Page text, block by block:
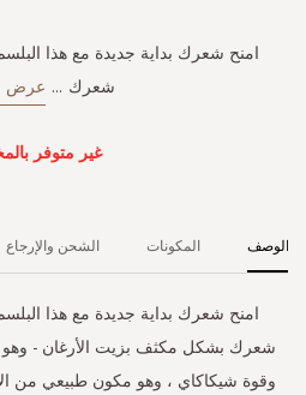
galleryامنح شعرك بداية جديدة مع هذا
شعرك ... عرض
غير متوفر
الوصف
امنح شعرك بداية جديدة مع هذا
شعرك بشكل مكثف بزيت الأرغان -
وقوة شيكاكاي ، وهو مكون طبيعي من
المكونات الشحن والإرجاع